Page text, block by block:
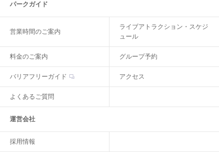
パークガイド
営業時間のご案内
ライブアトラクション・スケジ
ュール
料金のご案内 グループ予約
バリアフリーガイド アクセス
よくあるご質問
運営会社
採用情報